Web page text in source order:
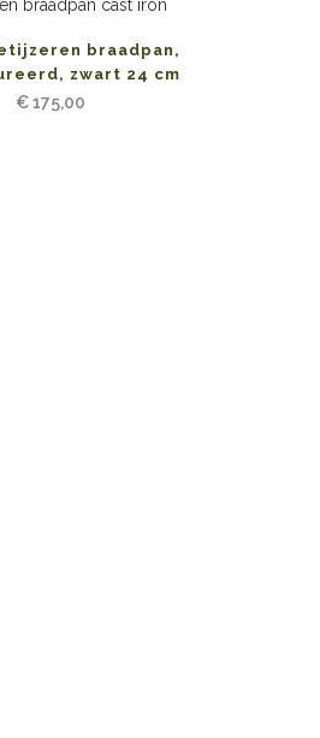
braadpan,
zwart 24 cm
€175,00